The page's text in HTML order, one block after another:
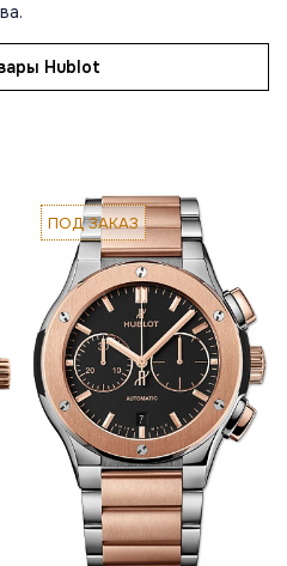
Hublot
ПОД ЗАКАЗ